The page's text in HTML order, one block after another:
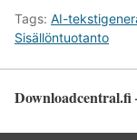
Tags: AI-
Sisällöntuotanto